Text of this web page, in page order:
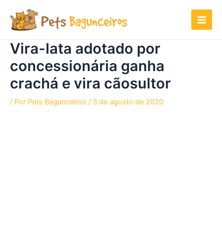
para
conteúdo
Vira-lata adotado por
concessionária ganha
crachá e vira cãosultor
/ Por Pets Bagunceiros / 3 de agosto de 2020